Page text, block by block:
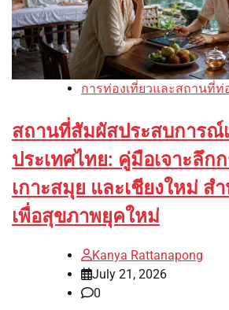
การท่องเที่ยวและสถานที่ท่
สถานที่สัมผัสประสบการณ์
ประเทศไทย: คู่มือเจาะลึก
เกาะสมุย และเชียงใหม่ ส
เพื่อสุขภาพยุคใหม่
Kanya Rattanapong
July 21, 2026
0